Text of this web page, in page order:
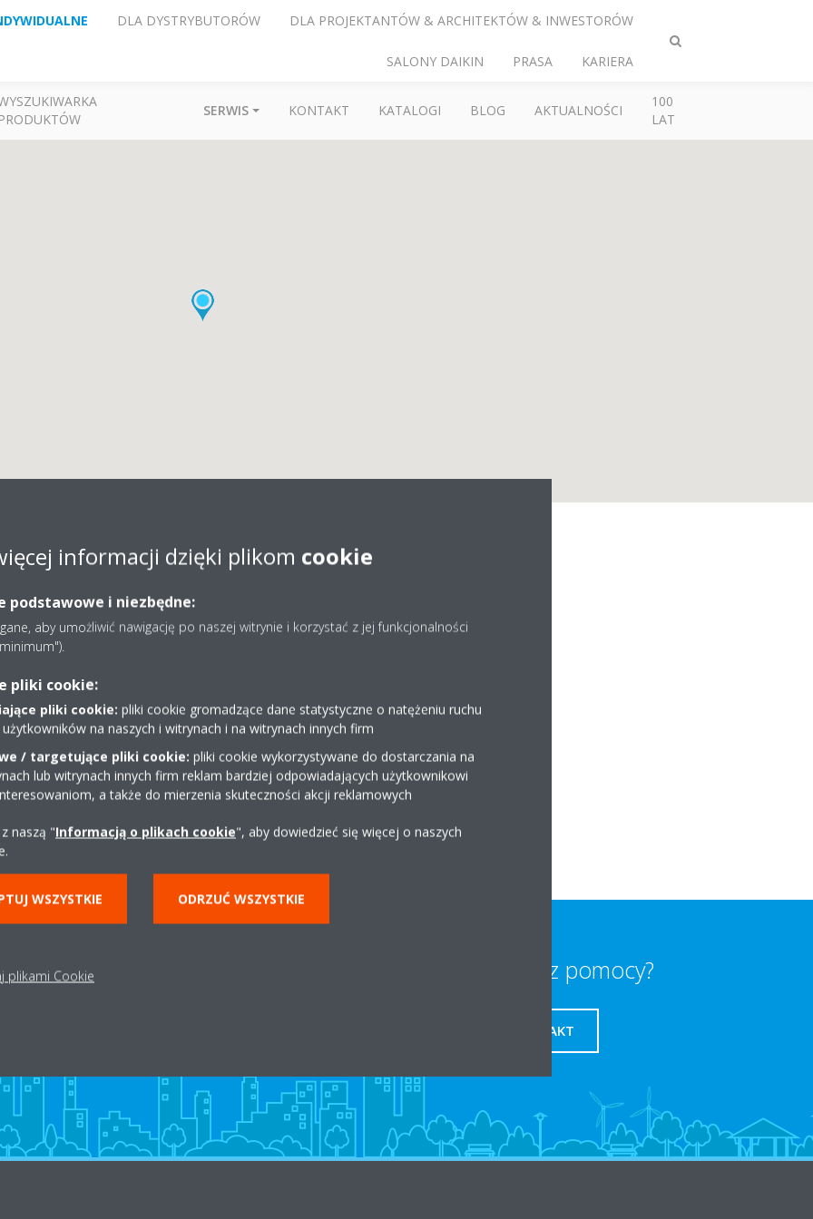
Przełącz
DLA DYSTRYBUTORÓW DLA PROJEKTANTÓW & ARCHITEKTÓW & INWESTORÓW
SALONY DAIKIN PRASA KARIERA
PRODUKTÓW
SERWIS KONTAKT KATALOGI BLOG AKTUALNOŚCI
100
LAT
EURO INSTAL Monika Staszek
32/4490508
radek.europol@wp.pl
Uzyskaj wskazówki
Potrzebujesz pomocy?
KONTAKT
informacji dzięki plikom cookie
podstawowe i niezbędne:
aby umożliwić nawigację po naszej witrynie i korzystać z jej funkcjonalności
pliki cookie:
pliki cookie: pliki cookie gromadzące dane statystyczne o natężeniu ruchu
na naszych i witrynach i na witrynach innych firm
/ targetujące pliki cookie: pliki cookie wykorzystywane do dostarczania na
lub witrynach innych firm reklam bardziej odpowiadających użytkownikowi
a także do mierzenia skuteczności akcji reklamowych
naszą "Informacją o plikach cookie", aby dowiedzieć się więcej o naszych
WSZYSTKIE ODRZUĆ WSZYSTKIE
plikami Cookie